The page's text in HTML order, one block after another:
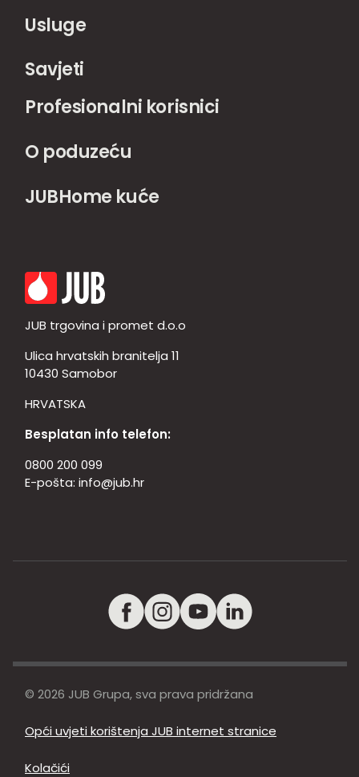
Usluge
Savjeti
Profesionalni korisnici
O poduzeću
JUBHome kuće
JUB trgovina i promet d.o.o
Ulica hrvatskih branitelja 11
10430 Samobor
HRVATSKA
Besplatan info telefon:
0800 200 099
E-pošta: info@jub.hr
© 2026 JUB Grupa, sva prava pridržana
Opći uvjeti korištenja JUB internet stranice
Kolačići